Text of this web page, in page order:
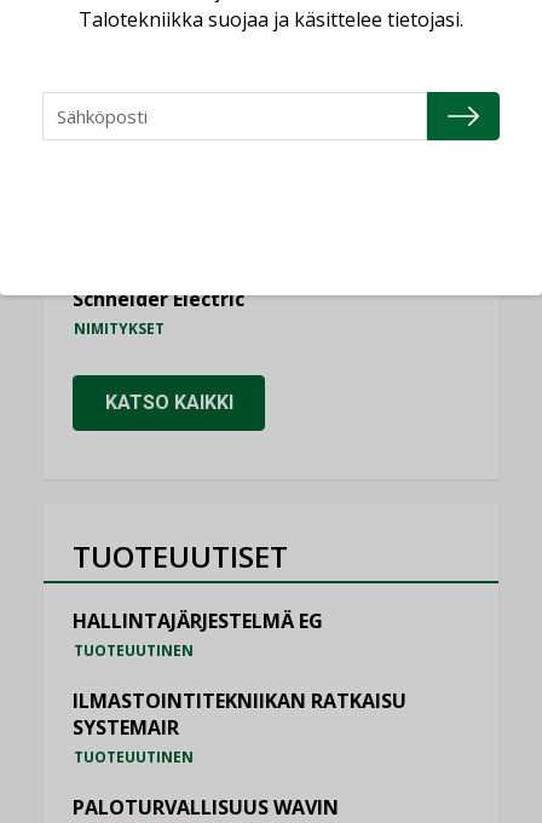
NIMITYKSET
Refair
Schneider Electric
NIMITYKSET
KATSO KAIKKI
TUOTEUUTISET
HALLINTAJÄRJESTELMÄ EG
TUOTEUUTINEN
ILMASTOINTITEKNIIKAN RATKAISU
SYSTEMAIR
TUOTEUUTINEN
PALOTURVALLISUUS WAVIN
Talotekniikka suojaa ja käsittelee tietojasi.